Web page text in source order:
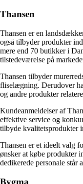
Thansen
Thansen er en
også tilbyder produkter
mere end 70 butikker i
tilstedeværelse på
Thansen tilbyder
fliselægning. Derudover
og andre produkter
Kundeanmeldelser af
effektive service og
tilbyde kvalitetsprodukter
Thansen er et ideelt valg
ønsker at købe produkter
dedikerede personale
Bygma